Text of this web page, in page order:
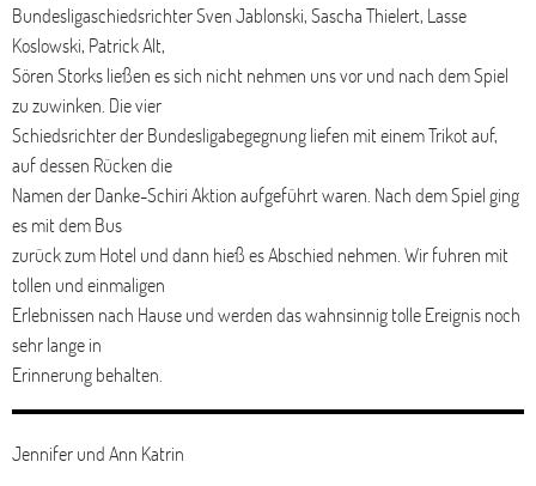
Bundesligaschiedsrichter Sven Jablonski, Sascha Thielert, Lasse
Koslowski, Patrick Alt,
Sören Storks ließen es sich nicht nehmen uns vor und nach dem Spiel
zu zuwinken. Die vier
Schiedsrichter der Bundesligabegegnung liefen mit einem Trikot auf,
auf dessen Rücken die
Namen der Danke-Schiri Aktion aufgeführt waren. Nach dem Spiel ging
es mit dem Bus
zurück zum Hotel und dann hieß es Abschied nehmen. Wir fuhren mit
tollen und einmaligen
Erlebnissen nach Hause und werden das wahnsinnig tolle Ereignis noch
sehr lange in
Erinnerung behalten.
Jennifer und Ann Katrin